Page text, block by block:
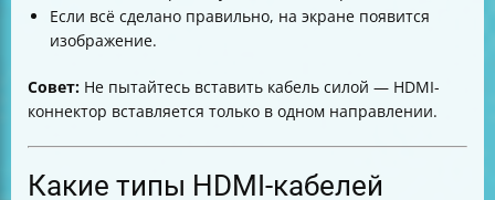
Если всё сделано правильно, на экране появится
изображение.
Совет: Не пытайтесь вставить кабель силой — HDMI-
коннектор вставляется только в одном направлении.
Какие типы HDMI-кабелей